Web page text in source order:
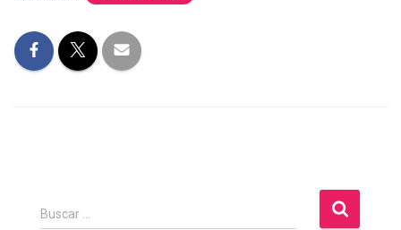
B
u
Buscar …